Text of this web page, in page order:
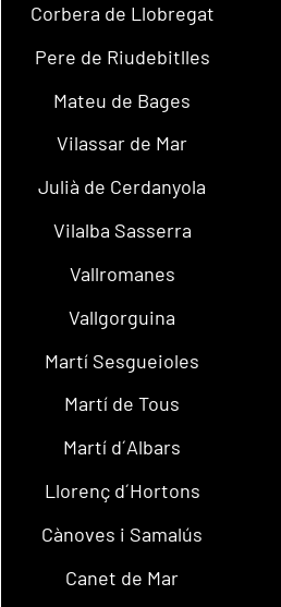
Corbera de Llobregat
Pere de Riudebitlles
Mateu de Bages
Vilassar de Mar
Julià de Cerdanyola
Vilalba Sasserra
Vallromanes
Vallgorguina
Martí Sesgueioles
Martí de Tous
Martí d´Albars
Llorenç d´Hortons
Cànoves i Samalús
Canet de Mar